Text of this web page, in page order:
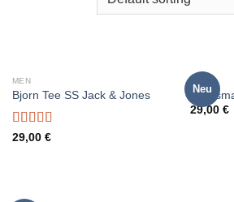
MEN
Bjorn Tee SS Jack & Jones
Rated
29,00 €
Neu
29,00 €